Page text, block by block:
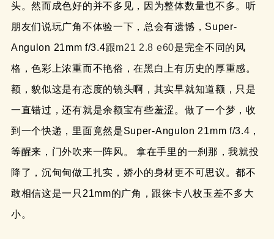
头。然而成色好的并不多见，因为整体数量也不多。听
朋友们说玩广角不体验一下，总会有遗憾，Super-
Angulon 21mm f/3.4跟m21 2.8 e60是完全不同的风
格，色彩上浓重而不艳俗，在黑白上有历史的厚重感。
额，貌似这是有态度的镜头啊，其实早就知道额，只是
一直错过，还有就是余额宝有些羞涩。做了一个梦，收
到一个快递，里面竟然是Super-Angulon 21mm f/3.4，
等醒来，门外吹来一阵风。 拿在手里的一刹那，我就投
降了，沉甸甸做工扎实，娇小的身材更不可思议。都不
敢相信这是一只21mm的广角，跟徕卡八枚玉差不多大
小。